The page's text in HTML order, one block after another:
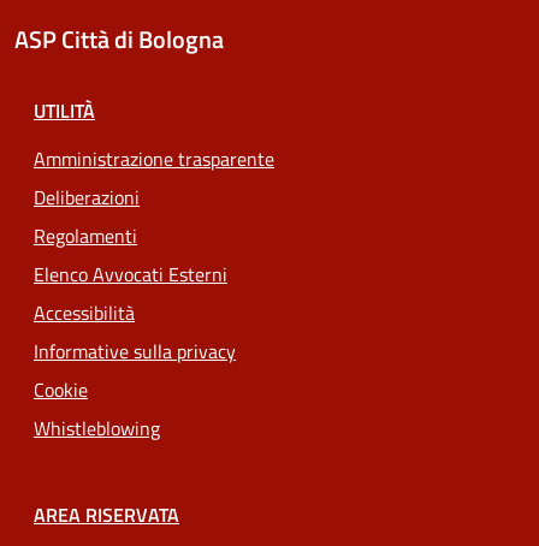
ASP Città di Bologna
UTILITÀ
Amministrazione trasparente
Deliberazioni
Regolamenti
Elenco Avvocati Esterni
Accessibilità
Informative sulla privacy
Cookie
Whistleblowing
AREA RISERVATA